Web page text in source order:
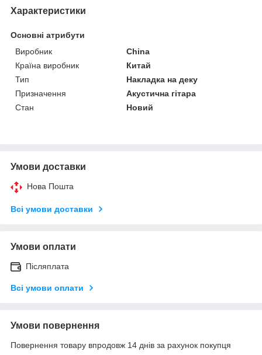
Характеристики
Основні атрибути
Виробник
China
Країна виробник
Китай
Тип
Накладка на деку
Призначення
Акустична гітара
Стан
Новий
Умови доставки
Нова Пошта
Всі умови доставки
Умови оплати
Післяплата
Всі умови оплати
Умови повернення
Повернення товару впродовж 14 днів за рахунок покупця